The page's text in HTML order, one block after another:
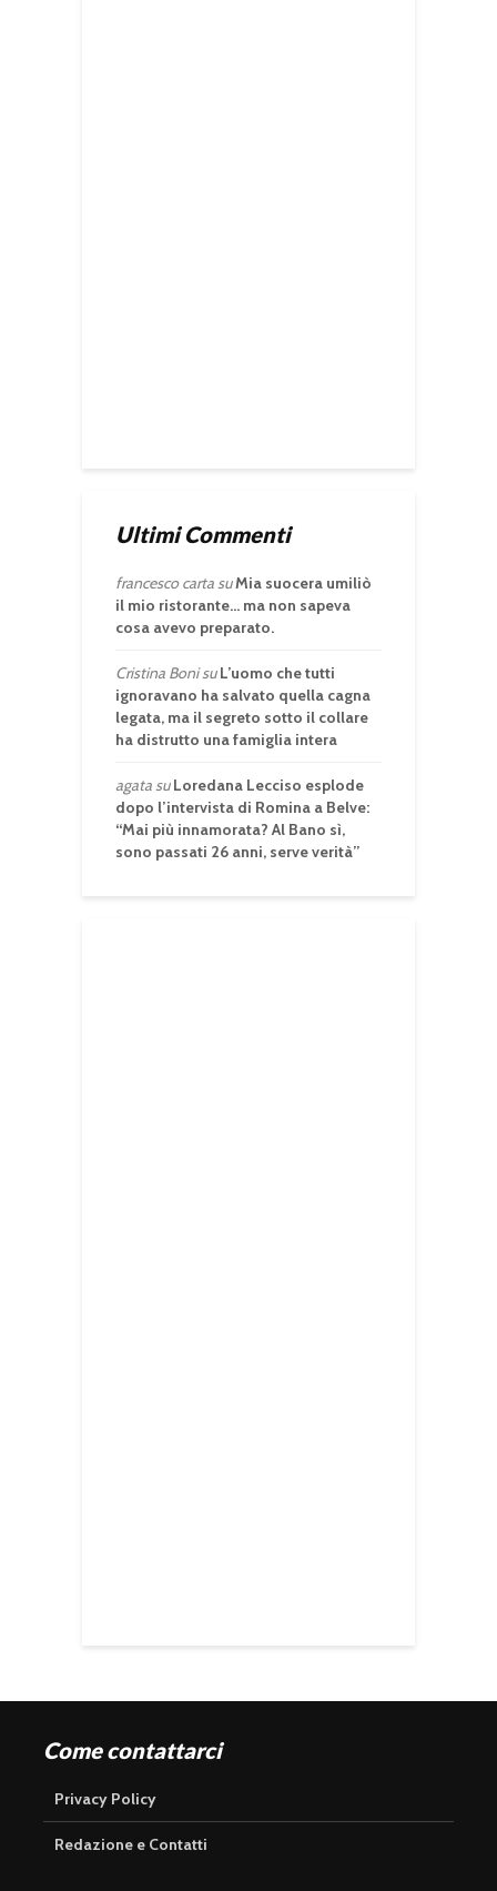
Ultimi Commenti
francesco carta suMia suocera umiliò
il mio ristorante… ma non sapeva
cosa avevo preparato.
Cristina BonisuL’uomo che tutti
ignoravano ha salvato quella cagna
legata, ma il segreto sotto il collare
ha distrutto una famiglia intera
agata suLoredana Lecciso esplode
dopo l’intervista di Romina a Belve:
“Mai più innamorata? Al Bano sì,
sono passati 26 anni, serve verità”
Come contattarci
Privacy Policy
Redazione e Contatti